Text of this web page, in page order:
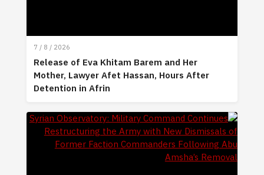
7 / 8 / 2026
Release of Eva Khitam Barem and Her
Mother, Lawyer Afet Hassan, Hours After
Detention in Afrin